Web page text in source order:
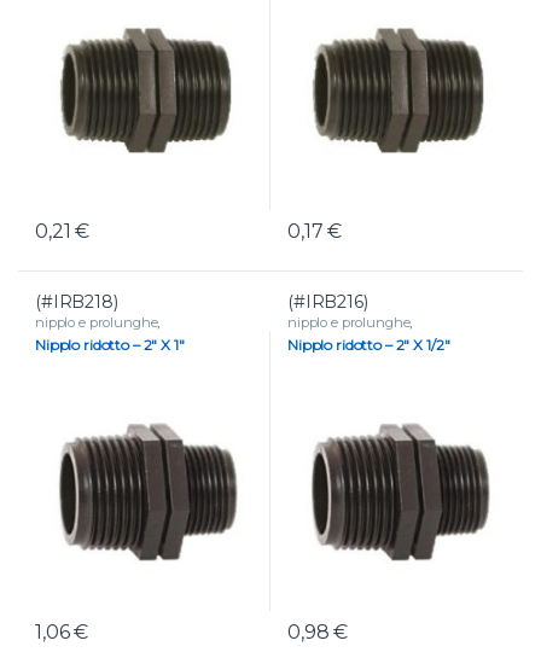
0,21€ 0,17€
(#IRB218)
nipplo e prolunghe,
RACCORDERIA ,Raccordi filettati
in polipropilene
Nipplo ridotto – 2″ X 1″
1,06€
(#IRB216)
nipplo e prolunghe,
RACCORDERIA ,Raccordi filettati
in polipropilene
Nipplo ridotto – 2″ X 1/2″
0,98€